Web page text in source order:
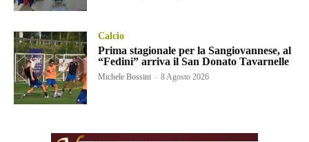
Calcio
Prima stagionale per la Sangiovannese, al
“Fedini” arriva il San Donato Tavarnelle
Michele Bossini - 8 Agosto 2026